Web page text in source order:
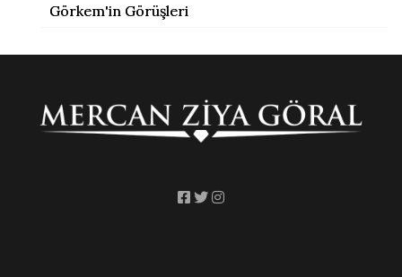
Görkem'in Görüşleri